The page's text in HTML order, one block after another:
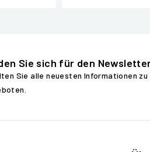
Sie sich für den
Sie alle neuesten Informationen